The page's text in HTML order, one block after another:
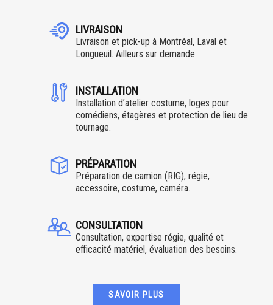
LIVRAISON
Livraison et pick-up à Montréal, Laval et
Longueuil. Ailleurs sur demande.
INSTALLATION
Installation d’atelier costume, loges pour
comédiens, étagères et protection de lieu de
tournage.
PRÉPARATION
Préparation de camion (RIG), régie,
accessoire, costume, caméra.
CONSULTATION
Consultation, expertise régie, qualité et
efficacité matériel, évaluation des besoins.
SAVOIR PLUS